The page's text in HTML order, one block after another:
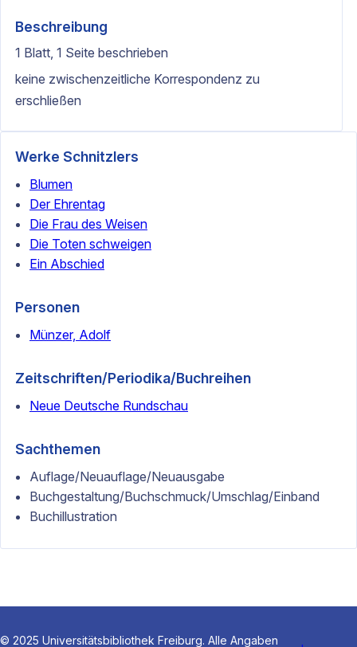
Beschreibung
1 Blatt, 1 Seite beschrieben
keine zwischenzeitliche Korrespondenz zu
erschließen
Werke Schnitzlers
Blumen
Der Ehrentag
Die Frau des Weisen
Die Toten schweigen
Ein Abschied
Personen
Münzer, Adolf
Zeitschriften/Periodika/Buchreihen
Neue Deutsche Rundschau
Sachthemen
Auflage/Neuauflage/Neuausgabe
Buchgestaltung/Buchschmuck/Umschlag/Einband
Buchillustration
© 2025 Universitätsbibliothek Freiburg. Alle Angaben